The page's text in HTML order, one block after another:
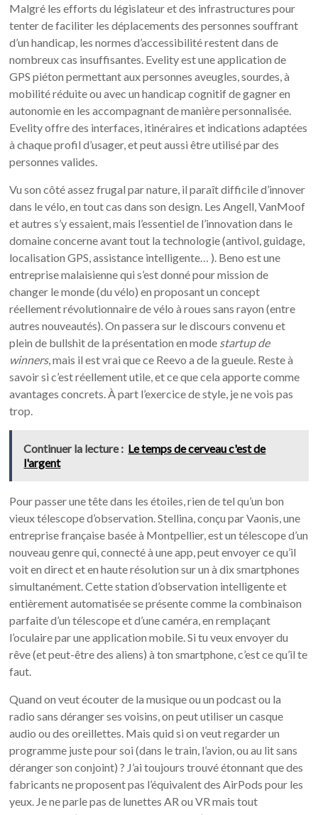
Malgré les efforts du législateur et des infrastructures pour
tenter de faciliter les déplacements des personnes souffrant
d’un handicap, les normes d’accessibilité restent dans de
nombreux cas insuffisantes. Evelity est une application de
GPS piéton permettant aux personnes aveugles, sourdes, à
mobilité réduite ou avec un handicap cognitif de gagner en
autonomie en les accompagnant de manière personnalisée.
Evelity offre des interfaces, itinéraires et indications adaptées
à chaque profil d’usager, et peut aussi être utilisé par des
personnes valides.
Vu son côté assez frugal par nature, il paraît difficile d’innover
dans le vélo, en tout cas dans son design. Les Angell, VanMoof
et autres s’y essaient, mais l’essentiel de l’innovation dans le
domaine concerne avant tout la technologie (antivol, guidage,
localisation GPS, assistance intelligente… ). Beno est une
entreprise malaisienne qui s’est donné pour mission de
changer le monde (du vélo) en proposant un concept
réellement révolutionnaire de vélo à roues sans rayon (entre
autres nouveautés). On passera sur le discours convenu et
plein de bullshit de la présentation en mode startup de
winners, mais il est vrai que ce Reevo a de la gueule. Reste à
savoir si c’est réellement utile, et ce que cela apporte comme
avantages concrets. À part l’exercice de style, je ne vois pas
trop.
Continuer la lecture : Le temps de cerveau c'est de
l'argent
Pour passer une tête dans les étoiles, rien de tel qu’un bon
vieux télescope d’observation. Stellina, conçu par Vaonis, une
entreprise française basée à Montpellier, est un télescope d’un
nouveau genre qui, connecté à une app, peut envoyer ce qu’il
voit en direct et en haute résolution sur un à dix smartphones
simultanément. Cette station d’observation intelligente et
entièrement automatisée se présente comme la combinaison
parfaite d’un télescope et d’une caméra, en remplaçant
l’oculaire par une application mobile. Si tu veux envoyer du
rêve (et peut-être des aliens) à ton smartphone, c’est ce qu’il te
faut.
Quand on veut écouter de la musique ou un podcast ou la
radio sans déranger ses voisins, on peut utiliser un casque
audio ou des oreillettes. Mais quid si on veut regarder un
programme juste pour soi (dans le train, l’avion, ou au lit sans
déranger son conjoint) ? J’ai toujours trouvé étonnant que des
fabricants ne proposent pas l’équivalent des AirPods pour les
yeux. Je ne parle pas de lunettes AR ou VR mais tout